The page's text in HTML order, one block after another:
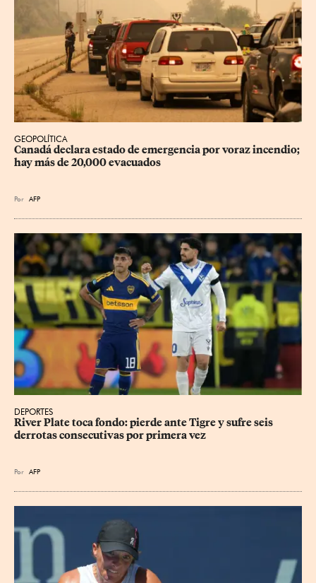
GEOPOLÍTICA
Canadá declara estado de emergencia por voraz incendio;
hay más de 20,000 evacuados
Por AFP
DEPORTES
River Plate toca fondo: pierde ante Tigre y sufre seis
derrotas consecutivas por primera vez
Por AFP